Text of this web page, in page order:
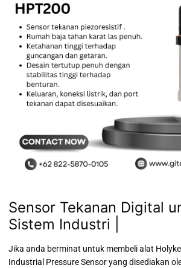
Sensor Tekanan Digital
Sistem Industri |
Jika anda berminat untuk membeli alat
Industrial Pressure Sensor yang disediakan